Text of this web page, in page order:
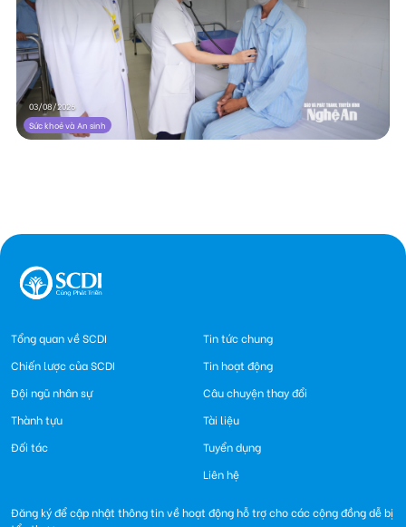
03/08/2026
Sức khoẻ và An sinh
Tổng quan về SCDI
Chiến lược của SCDI
Đội ngũ nhân sự
Thành tựu
Đối tác
Tin tức chung
Tin hoạt động
Câu chuyện thay đổi
Tài liệu
Tuyển dụng
Liên hệ
Đăng ký để cập nhật thông tin về hoạt động hỗ trợ cho các cộng đồng dễ bị